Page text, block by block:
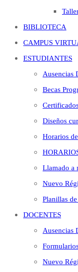
BIBLIOTECA
CAMPUS
ESTUDIANTES
Ausencias
Becas
Diseños
Horarios
Llamado a
Nuevo
Planillas
DOCENTES
Ausencias
Nuevo